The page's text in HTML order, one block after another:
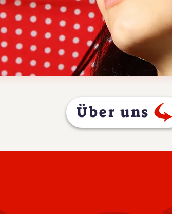
Über uns